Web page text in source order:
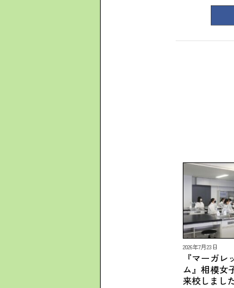
2026年7月23日
『マーガレ
ム』相模女
来校しまし